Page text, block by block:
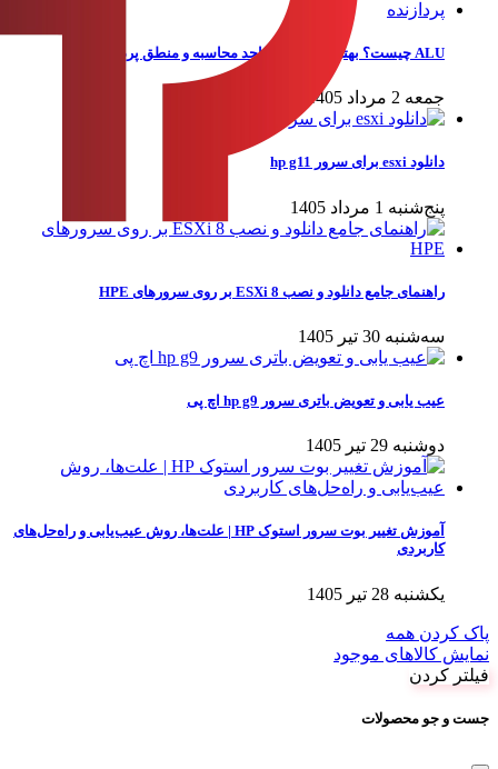
ALU چیست؟ بهترین اموزش واحد محاسبه و منطق پردازنده
جمعه 2 مرداد 1405
دانلود esxi برای سرور hp g11
پنج‌شنبه 1 مرداد 1405
راهنمای جامع دانلود و نصب ESXi 8 بر روی سرورهای HPE
سه‌شنبه 30 تیر 1405
عیب یابی و تعویض باتری سرور hp g9 اچ پی
دوشنبه 29 تیر 1405
آموزش تغییر بوت سرور استوک HP | علت‌ها، روش عیب‌یابی و راه‌حل‌های
کاربردی
یکشنبه 28 تیر 1405
پاک کردن همه
نمایش کالاهای موجود
فیلتر کردن
جست و جو محصولات